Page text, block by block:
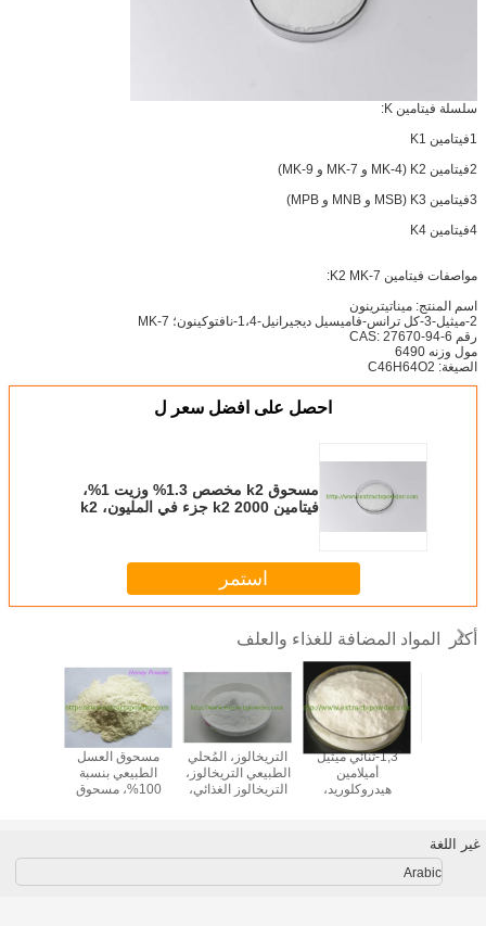
سلسلة فيتامين K:
1فيتامين K1
2فيتامين K2 (MK-4 و MK-7 و MK-9)
3فيتامين K3 (MSB و MNB و MPB)
4فيتامين K4
مواصفات فيتامين K2 MK-7:
اسم المنتج: ميناتيترينون
2-ميثيل-3-كل ترانس-فاميسيل ديجيرانيل-1،4-نافتوكينون؛ MK-7
رقم CAS: 27670-94-6
مول وزنه 6490
الصيغة: C46H64O2
احصل على افضل سعر ل
مسحوق k2 مخصص 1.3% وزيت 1%،
فيتامين k2 2000 جزء في المليون، k2
استمر
أكثر المواد المضافة للغذاء والعلف
مسحوق العسل
الطبيعي بنسبة
100%، مسحوق
التريخالوز، المُحلي
الطبيعي التريخالوز،
التريخالوز الغذائي،
1,3-ثنائي ميثيل
أميلامين
هيدروكلوريد،
سيرين
غير اللغة
Arabic